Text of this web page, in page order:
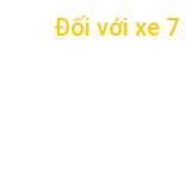
Đối với xe 7